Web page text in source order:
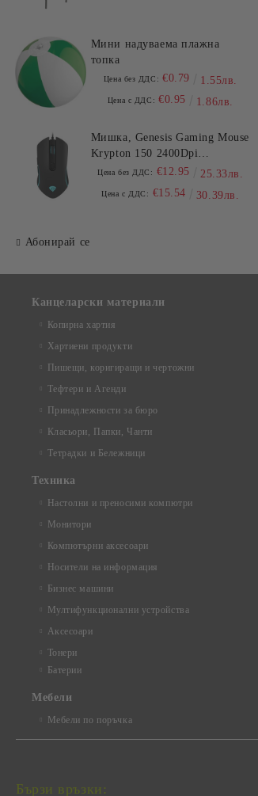
Мини надуваема плажна
топка
Цена без ДДС: €0.79 1.55лв.
Цена с ДДС: €0.95 1.86лв.
Мишка, Genesis Gaming Mouse
Krypton 150 2400Dpi
Illuminated Black
Цена без ДДС: €12.95 25.33лв.
Цена с ДДС: €15.54 30.39лв.
Абонирай се
Канцеларски материали
Копирна хартия
Хартиени продукти
Пишещи, коригиращи и чертожни
Тефтери и Агенди
Принадлежности за бюро
Класьори, Папки, Чанти
Тетрадки и Бележници
Техника
Настолни и преносими компютри
Монитори
Компютърни аксесоари
Носители на информация
Бизнес машини
Мултифункционални устройства
Аксесоари
Тонери
Батерии
Mебели
Мебели по поръчка
Бързи връзки: